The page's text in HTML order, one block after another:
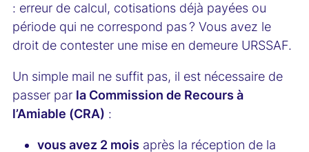
: erreur de calcul, cotisations déjà payées ou
période qui ne correspond pas ? Vous avez le
droit de contester une mise en demeure URSSAF.
Un simple mail ne suffit pas, il est nécessaire de
passer par la Commission de Recours à
l’Amiable (CRA) :
vous avez 2 mois après la réception de la